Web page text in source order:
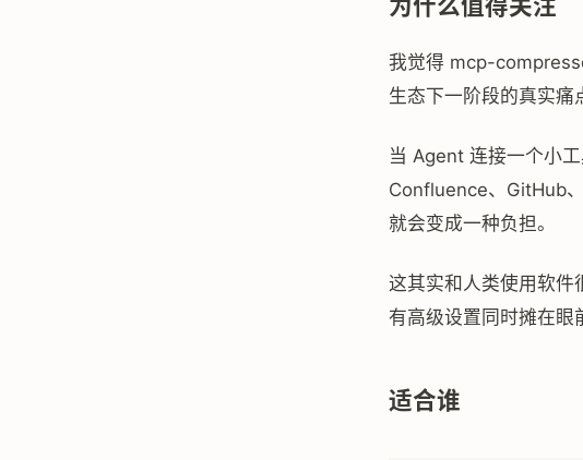
我觉得 mcp-
生态下一阶段的真实痛
当 Agent 连接一个小
Confluence、GitHub
就会变成一种负担。
这其实和人类使用软件
有高级设置同时摊在眼
适合谁